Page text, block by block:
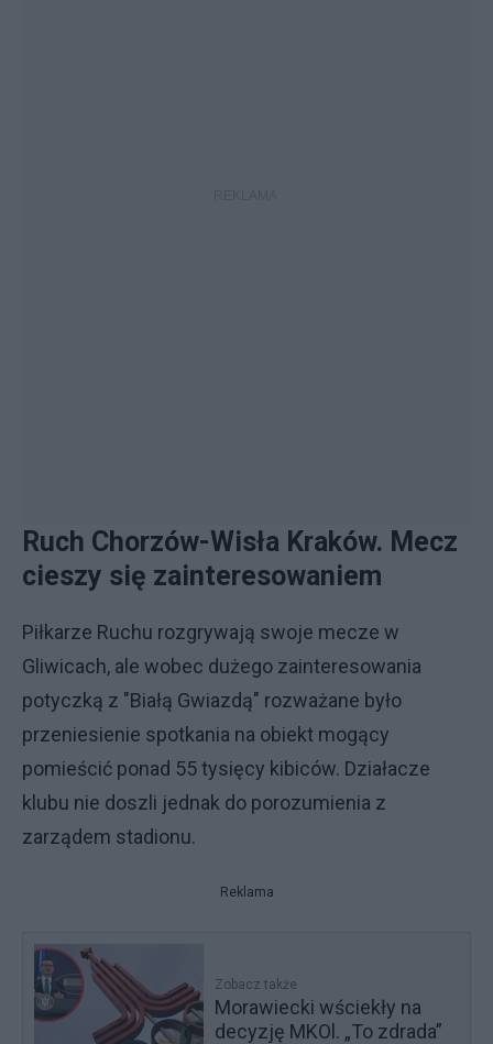
Ruch Chorzów-Wisła Kraków. Mecz
cieszy się zainteresowaniem
Piłkarze Ruchu rozgrywają swoje mecze w
Gliwicach, ale wobec dużego zainteresowania
potyczką z "Białą Gwiazdą" rozważane było
przeniesienie spotkania na obiekt mogący
pomieścić ponad 55 tysięcy kibiców. Działacze
klubu nie doszli jednak do porozumienia z
zarządem stadionu.
Reklama
Zobacz także
Morawiecki wściekły na
decyzję MKOl. „To zdrada”